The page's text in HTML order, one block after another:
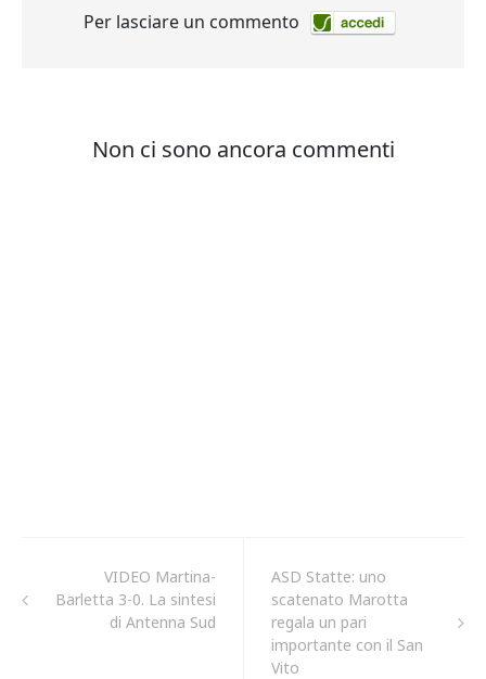
VIDEO Martina-
Barletta 3-0. La sintesi
di Antenna Sud
ASD Statte: uno
scatenato Marotta
regala un pari
importante con il San
Vito